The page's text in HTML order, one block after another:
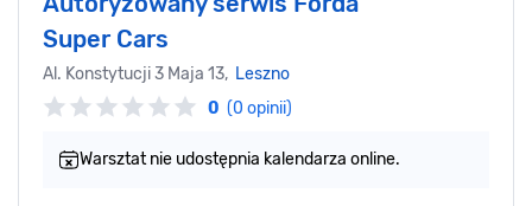
Super Cars
Al. Konstytucji 3 Maja 13, Leszno
0 (0 opinii)
Warsztat nie udostępnia kalendarza online.